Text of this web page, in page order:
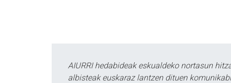
AIURRI hedabideak eskualdeko nortasun
albisteak euskaraz lantzen dituen